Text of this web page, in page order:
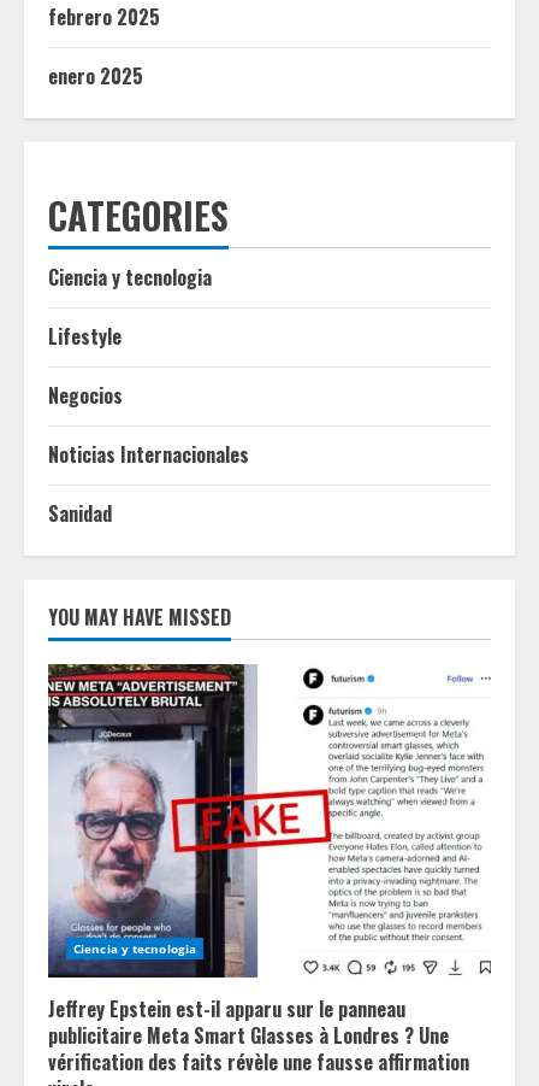
febrero 2025
enero 2025
CATEGORIES
Ciencia y tecnologia
Lifestyle
Negocios
Noticias Internacionales
Sanidad
YOU MAY HAVE MISSED
Ciencia y tecnologia
Jeffrey Epstein est-il apparu sur le panneau
publicitaire Meta Smart Glasses à Londres ? Une
vérification des faits révèle une fausse affirmation